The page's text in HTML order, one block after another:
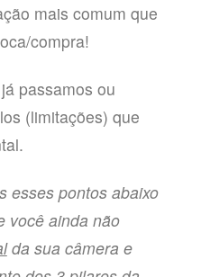
mais comum que
compra!
passamos ou
(limitações) que
esses pontos abaixo
você ainda não
da sua câmera e